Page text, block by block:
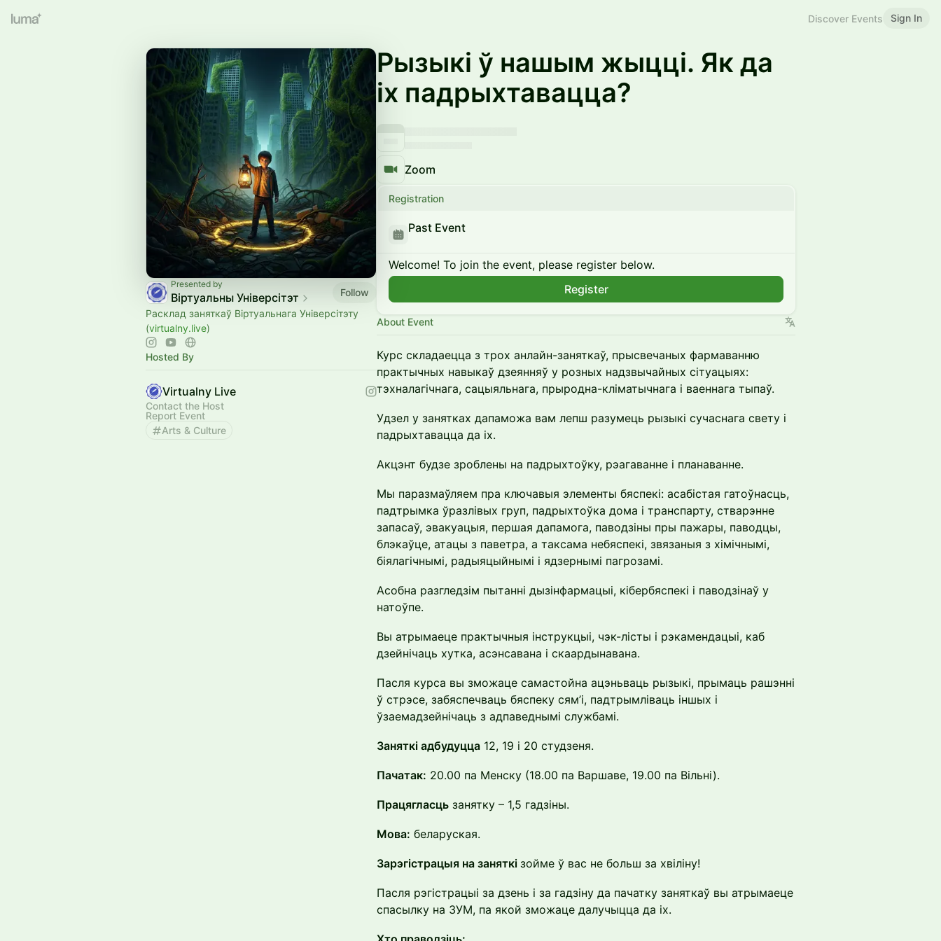
Discover Events Sign In
Presented by
Віртуальны Універсітэт
Follow
Расклад заняткаў Віртуальнага Універсітэту
(virtualny.live)
Hosted By
Virtualny Live
Contact the Host
Report Event
Arts & Culture
Рызыкі ў нашым жыцці. Як да
іх падрыхтавацца?
Zoom
Registration
Past Event
Welcome! To join the event, please register below.
Register
About Event
Курс складаецца з трох анлайн-заняткаў, прысвечаных фармаванню
практычных навыкаў дзеянняў у розных надзвычайных сітуацыях:
тэхналагічнага, сацыяльнага, прыродна-кліматычнага і ваеннага тыпаў.
Удзел у занятках дапаможа вам лепш разумець рызыкі сучаснага свету і
падрыхтавацца да іх.
Акцэнт будзе зроблены на падрыхтоўку, рэагаванне і планаванне.
Мы паразмаўляем пра ключавыя элементы бяспекі: асабістая гатоўнасць,
падтрымка ўразлівых груп, падрыхтоўка дома і транспарту, стварэнне
запасаў, эвакуацыя, першая дапамога, паводзіны пры пажары, паводцы,
блэкаўце, атацы з паветра, а таксама небяспекі, звязаныя з хімічнымі,
біялагічнымі, радыяцыйнымі і ядзернымі пагрозамі.
Асобна разгледзім пытанні дызінфармацыі, кібербяспекі і паводзінаў у
натоўпе.
Вы атрымаеце практычныя інструкцыі, чэк-лісты і рэкамендацыі, каб
дзейнічаць хутка, асэнсавана і скаардынавана.
Пасля курса вы зможаце самастойна ацэньваць рызыкі, прымаць рашэнні
ў стрэсе, забяспечваць бяспеку сям’і, падтрымліваць іншых і
ўзаемадзейнічаць з адпаведнымі службамі.
Заняткі адбудуцца 12, 19 і 20 студзеня.
Пачатак: 20.00 па Менску (18.00 па Варшаве, 19.00 па Вільні).
Працягласць занятку – 1,5 гадзіны.
Мова: беларуская.
Зарэгістрацыя на заняткі зойме ў вас не больш за хвіліну!
Пасля рэгістрацыі за дзень і за гадзіну да пачатку заняткаў вы атрымаеце
спасылку на ЗУМ, па якой зможаце далучыцца да іх.